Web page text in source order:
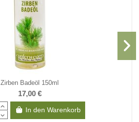
Zirben Badeöl 150ml
17,00 €
In den Warenkorb